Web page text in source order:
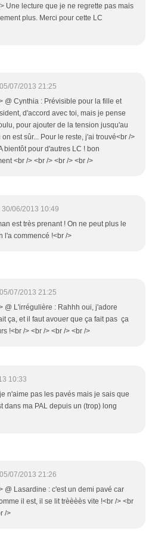
Une lecture que je ne regrette pas mais
plus. Merci pour cette LC
05/07/2013 21:25
@ Cynthia : Prévisible pour la fille et
d'accord avec toi, mais je pense
pour ajouter de la tension jusqu'au
est sûr... Pour le reste, j'ai trouvé<br />
bientôt pour d'autres LC ! bon
<br /> <br /> <br /> <br />
30/06/2013 10:49
est très prenant ! On ne peut plus le
l'a commencé !<br />
05/07/2013 21:25
@ L'irrégulière : Rahhh oui, j'adore
ça, et il faut avouer que ça fait pas ça
!<br /> <br /> <br /> <br />
10:33
n'aime pas les pavés mais je sais que
dans ma PAL depuis un (trop) long
05/07/2013 21:26
@ Lasardine : c'est un demi pavé car
il est, il se lit trèèèès vite !<br /> <br
/>